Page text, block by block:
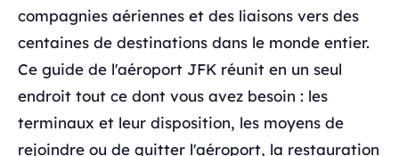
compagnies aériennes et des liaisons vers des
centaines de destinations dans le monde entier.
Ce guide de l'aéroport JFK réunit en un seul
endroit tout ce dont vous avez besoin : les
terminaux et leur disposition, les moyens de
rejoindre ou de quitter l'aéroport, la restauration